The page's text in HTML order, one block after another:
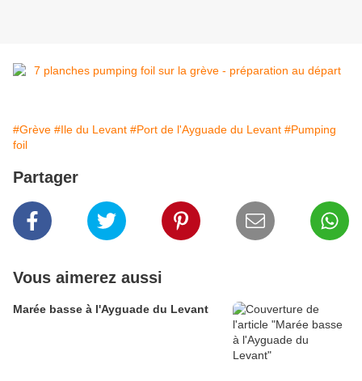
#Grève #Ile du Levant #Port de l'Ayguade du Levant #Pumping
foil
Partager
Vous aimerez aussi
Marée basse à l'Ayguade du Levant